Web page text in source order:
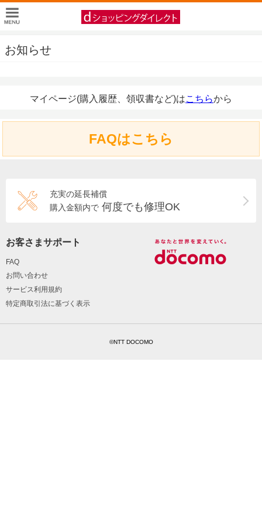
お知らせ
マイページ(購入履歴、領収書など)はこちらから
FAQはこちら
充実の延長補償
購入金額内で 何度でも修理OK
お客さまサポート
FAQ
お問い合わせ
サービス利用規約
特定商取引法に基づく表示
©NTT DOCOMO